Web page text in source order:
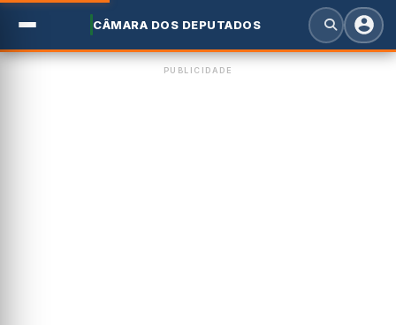
CÂMARA DOS DEPUTADOS
PUBLICIDADE